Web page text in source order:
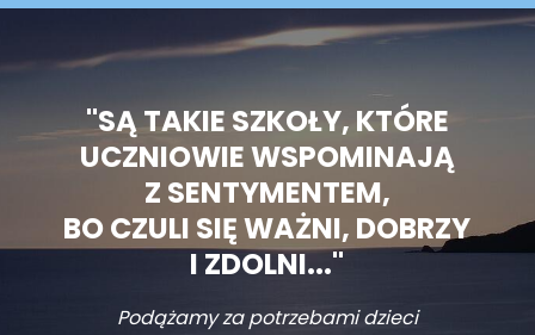
"SĄ TAKIE SZKOŁY, KTÓRE
UCZNIOWIE WSPOMINAJĄ
Z SENTYMENTEM,
BO CZULI SIĘ WAŻNI, DOBRZY
I ZDOLNI..."
Podążamy za potrzebami dzieci